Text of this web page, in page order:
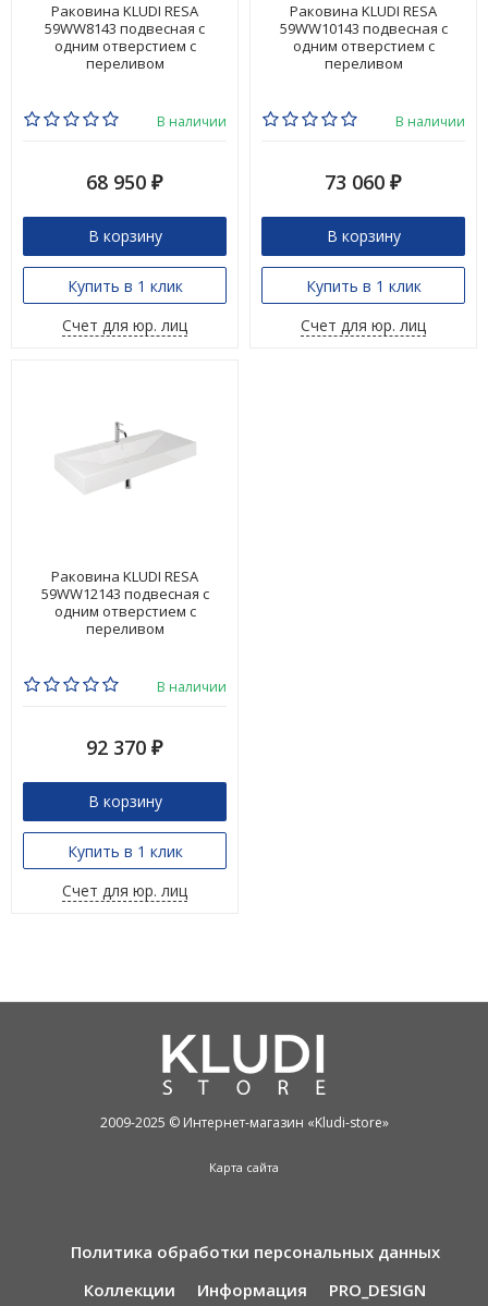
Раковина KLUDI RESA
59WW8143 подвесная с
одним отверстием с
переливом
В наличии
68 950 ₽
В корзину
Купить в 1 клик
Счет для юр. лиц
Раковина KLUDI RESA
59WW10143 подвесная с
одним отверстием с
переливом
В наличии
73 060 ₽
В корзину
Купить в 1 клик
Счет для юр. лиц
Раковина KLUDI RESA
59WW12143 подвесная с
одним отверстием с
переливом
В наличии
92 370 ₽
В корзину
Купить в 1 клик
Счет для юр. лиц
2009-2025 © Интернет-магазин «Kludi-store»
Карта сайта
Политика обработки персональных данных
Коллекции
Информация PRO_DESIGN